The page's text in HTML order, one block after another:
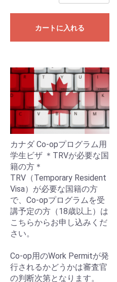
カートに入れる
カナダ Co-opプログラム用
学生ビザ ＊TRVが必要な国
籍の方＊
TRV（Temporary Resident
Visa）が必要な国籍の方
で、Co-opプログラムを受
講予定の方（18歳以上）は
こちらからお申し込みくだ
さい。
Co-op用のWork Permitが発
行されるかどうかは審査官
の判断次第となります。